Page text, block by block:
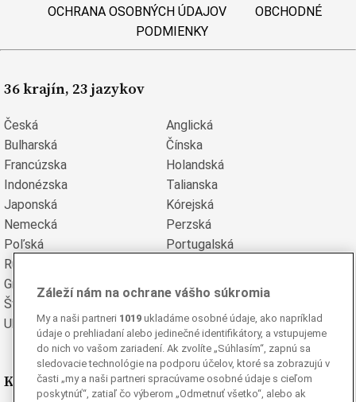
OCHRANA OSOBNÝCH ÚDAJOV
OBCHODNÉ
PODMIENKY
36 krajín, 23 jazykov
Česká
Anglická
Bulharská
Čínska
Francúzska
Holandská
Indonézska
Talianska
Japonská
Kórejská
Nemecká
Perzská
Poľská
Portugalská
Rumunská
Grécka
Španielska
Švédska
Ukrajinská
Vietnamská
Kde nás nájdete
Záleží nám na ochrane vášho súkromia
My a naši partneri 1019 ukladáme osobné údaje, ako napríklad
údaje o prehliadaní alebo jedinečné identifikátory, a vstupujeme
do nich vo vašom zariadení. Ak zvolíte „Súhlasím“, zapnú sa
sledovacie technológie na podporu účelov, ktoré sa zobrazujú v
časti „my a naši partneri spracúvame osobné údaje s cieľom
poskytnúť“, zatiaľ čo výberom „Odmetnuť všetko“, alebo ak